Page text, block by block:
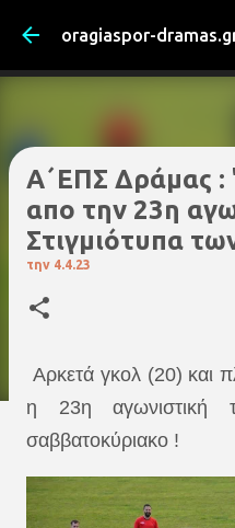
Μετάβαση στο
oragiaspor-
Α΄ΕΠΣ Δράμας :
απο την 23η
Στιγμιότυπα
την 4.4.23
Αρκετά γκολ (20) και
η 23η αγωνιστική
σαββατοκύριακο !